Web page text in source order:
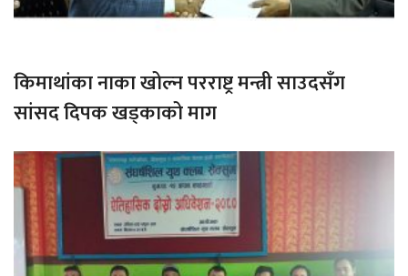
किमाथांका नाका खोल्न परराष्ट्र मन्त्री साउदसँग
सांसद दिपक खड्काको माग